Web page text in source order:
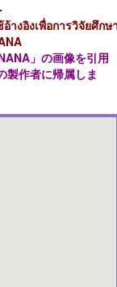
อ้างอิงเพื่อการวิจัยศึกษ
」 の画像を引用
製作者に帰属しま